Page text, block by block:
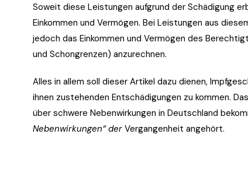
Soweit diese Leistungen aufgrund der Schädigung
Einkommen und Vermögen. Bei Leistungen aus
jedoch das Einkommen und Vermögen des
und Schongrenzen) anzurechnen.
Alles in allem soll dieser Artikel dazu dienen,
ihnen zustehenden Entschädigungen zu kommen.
über schwere Nebenwirkungen in Deutschland
Nebenwirkungen“ der Vergangenheit angehört.